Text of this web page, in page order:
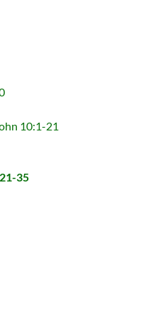
10:1-21
35